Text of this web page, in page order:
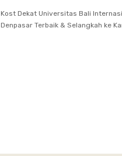
Kost Dekat Universitas Bali
Denpasar Terbaik & Selangkah ke